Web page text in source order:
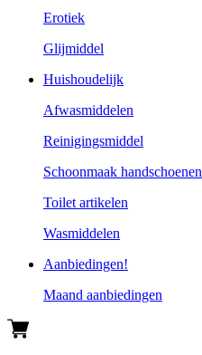
Erotiek
Glijmiddel
Huishoudelijk
Afwasmiddelen
Reinigingsmiddel
Schoonmaak handschoenen
Toilet artikelen
Wasmiddelen
Aanbiedingen!
Maand aanbiedingen